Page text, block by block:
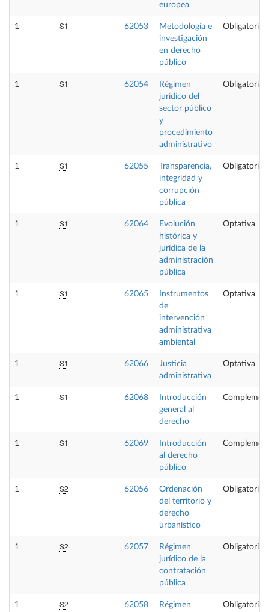
europea
1 S1 62053
Metodología e
investigación
en derecho
público
Obligatoria
1 S1 62054
Régimen
jurídico del
sector público
y
procedimiento
administrativo
Obligatoria
1 S1 62055
Transparencia,
integridad y
corrupción
pública
Obligatoria
1 S1 62064
Evolución
histórica y
jurídica de la
administración
pública
Optativa
1 S1 62065
Instrumentos
de
intervención
administrativa
ambiental
Optativa
1 S1 62066
Justicia
administrativa
Optativa
1 S1 62068
Introducción
general al
derecho
1 S1 62069
Introducción
al derecho
público
1 S2 62056
Ordenación
del territorio y
derecho
urbanístico
Obligatoria
1 S2 62057
Régimen
jurídico de la
contratación
pública
Obligatoria
1 S2 62058
Régimen
Obligatoria